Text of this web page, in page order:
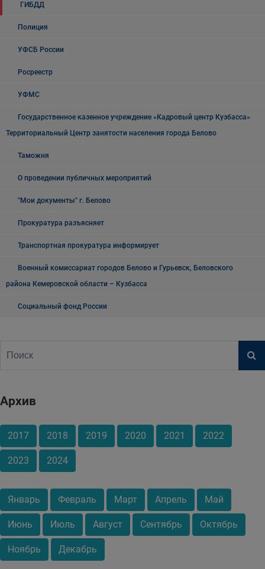
ГИБДД
Полиция
УФСБ России
Росреестр
УФМС
Государственное казенное учреждение «Кадровый центр Кузбасса»
Территориальный Центр занятости населения города Белово
Таможня
О проведении публичных мероприятий
"Мои документы" г. Белово
Прокуратура разъясняет
Транспортная прокуратура информирует
Военный комиссариат городов Белово и Гурьевск, Беловского
района Кемеровской области – Кузбасса
Социальный фонд России
Архив
2017 2018 2019 2020 2021 2022
2023 2024
Январь Февраль Март Апрель Май
Июнь Июль Август Сентябрь Октябрь
Ноябрь Декабрь